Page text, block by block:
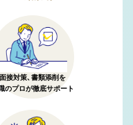
面接対策、書類添削を
のプロが徹底サポート